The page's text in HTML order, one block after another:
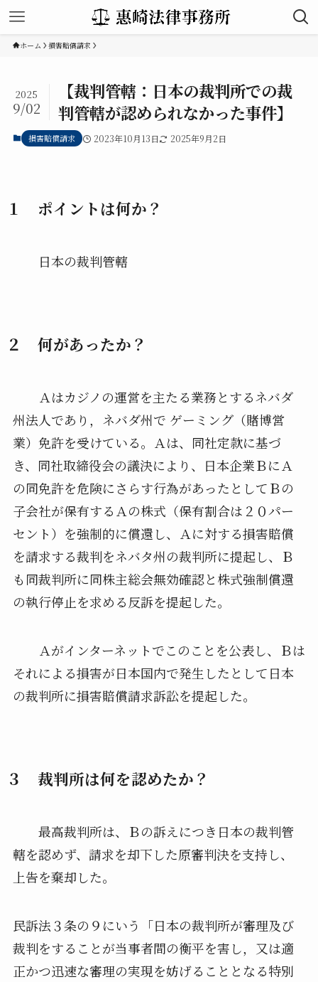
ホーム 損害賠償請求
【裁判管轄：日本の裁判所での裁
判管轄が認められなかった事件】
2025
9/02
損害賠償請求 2023年10月13日 2025年9月2日
１ ポイントは何か？
日本の裁判管轄
２ 何があったか？
Ａはカジノの運営を主たる業務とするネバダ
州法人であり，ネバダ州で ゲーミング（賭博営
業）免許を受けている。Ａは、同社定款に基づ
き、同社取締役会の議決により、日本企業ＢにＡ
の同免許を危険にさらす行為があったとしてＢの
子会社が保有するＡの株式（保有割合は２０パー
セント）を強制的に償還し、Ａに対する損害賠償
を請求する裁判をネバタ州の裁判所に提起し、Ｂ
も同裁判所に同株主総会無効確認と株式強制償還
の執行停止を求める反訴を提起した。
Ａがインターネットでこのことを公表し、Ｂは
それによる損害が日本国内で発生したとして日本
の裁判所に損害賠償請求訴訟を提起した。
３ 裁判所は何を認めたか？
最高裁判所は、Ｂの訴えにつき日本の裁判管
轄を認めず、請求を却下した原審判決を支持し、
上告を棄却した。
民訴法３条の９にいう「日本の裁判所が審理及び
裁判をすることが当事者間の衡平を害し，又は適
正かつ迅速な審理の実現を妨げることとなる特別